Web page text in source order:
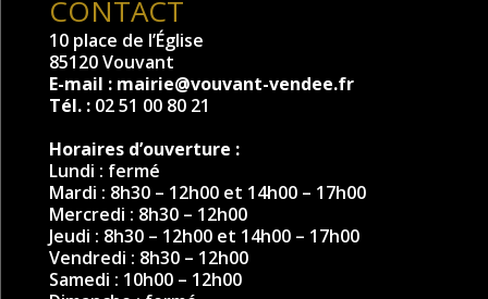
CONTACT
10 place de l’Église
85120 Vouvant
E-mail : mairie@vouvant-vendee.fr
Tél. : 02 51 00 80 21
Horaires d’ouverture :
Lundi : fermé
Mardi : 8h30 – 12h00 et 14h00 – 17h00
Mercredi : 8h30 – 12h00
Jeudi : 8h30 – 12h00 et 14h00 – 17h00
Vendredi : 8h30 – 12h00
Samedi : 10h00 – 12h00